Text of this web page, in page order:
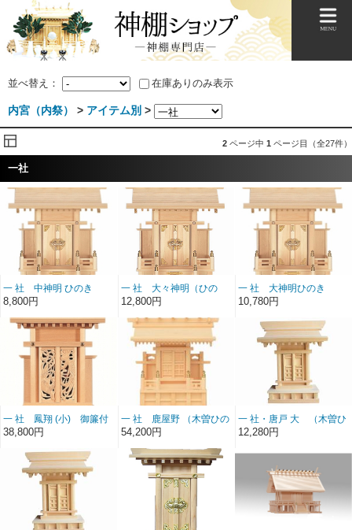
並べ替え： 在庫ありのみ表示
内宮（内祭） > アイテム別 >
2 ページ中 1 ページ目（全27件）
一社
一 社 中神明 ひのき
8,800円
一 社 大々神明（ひの
き）送料無料
12,800円
一 社 大神明ひのき
10,780円
一 社 鳳翔 (小) 御簾付
(木曽ひのき）送料無料
38,800円
一 社 鹿屋野 （木曽ひの
き） 御簾付 【送料無
料】
54,200円
一 社・唐戸 大 （木曽ひ
のき）送料無料
12,280円